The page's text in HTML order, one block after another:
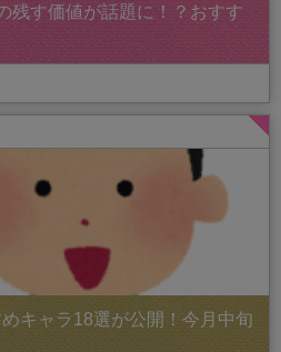
残す価値が話題に！？おすす
キャラ18選が公開！今月中旬